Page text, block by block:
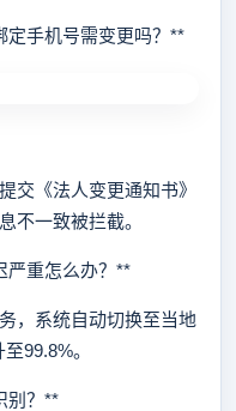
手机号需变更吗？**
《法人变更通知书》
不一致被拦截。
重怎么办？**
系统自动切换至当地
99.8%。
？**